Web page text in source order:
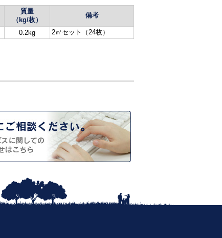
質量
（kg/枚）
備考
0.2kg 2㎡セット（24枚）